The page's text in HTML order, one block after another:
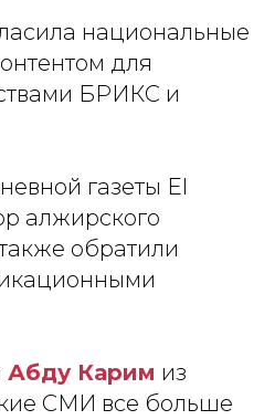
национальные
для
БРИКС и
газеты El
алжирского
обратили
Абду Карим из
СМИ все больше